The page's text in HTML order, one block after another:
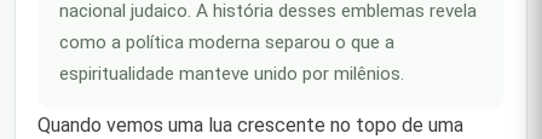
nacional judaico. A história desses emblemas revela
como a política moderna separou o que a
espiritualidade manteve unido por milênios.
Quando vemos uma lua crescente no topo de uma